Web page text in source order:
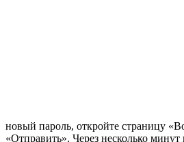
новый пароль, откройте страницу
«Отправить». Через несколько